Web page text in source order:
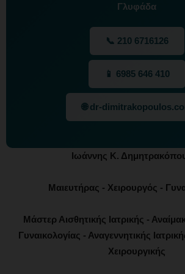
Γλυφάδα
📞 210 6716126
📱 6985 646 410
🌐 dr-
Ιωάννης Κ.
Μαιευτήρας - Χειρουργός -
Μάστερ Αισθητικής Ιατρικής -
Γυναικολογίας - Αναγεννητικής
Χειρουργικής